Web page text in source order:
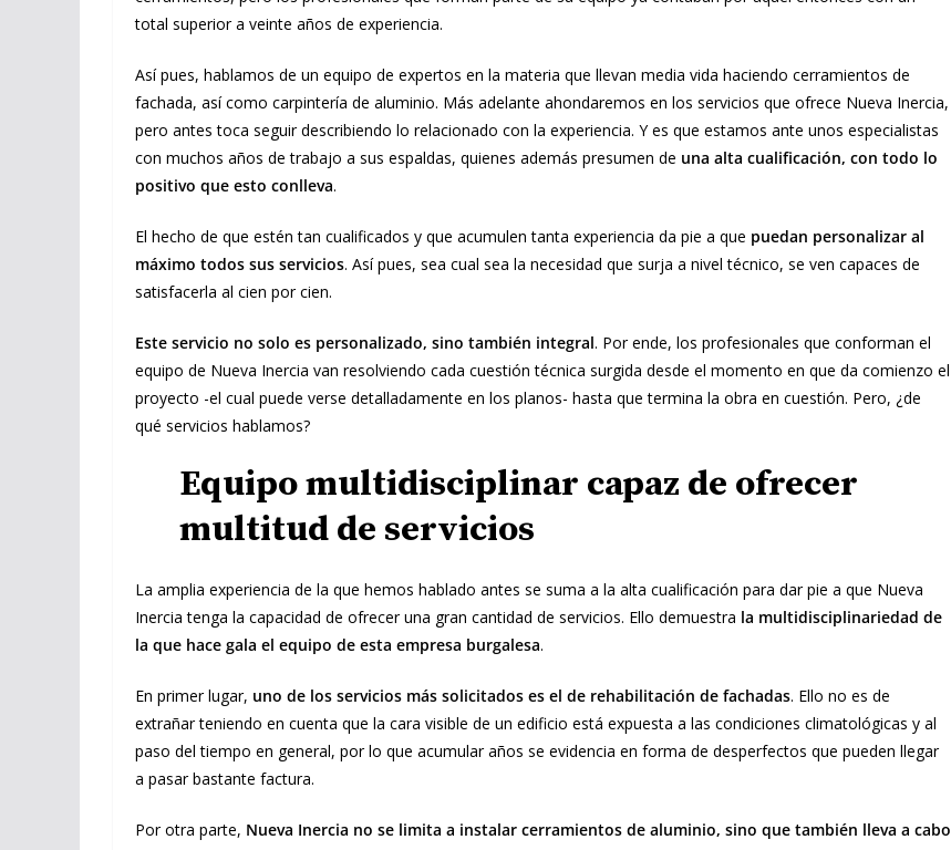
total superior a veinte años de experiencia.
Así pues, hablamos de un equipo de expertos en la materia que llevan media vida haciendo cerramientos de
fachada, así como carpintería de aluminio. Más adelante ahondaremos en los servicios que ofrece Nueva Inercia,
pero antes toca seguir describiendo lo relacionado con la experiencia. Y es que estamos ante unos especialistas
con muchos años de trabajo a sus espaldas, quienes además presumen de una alta cualificación, con todo lo
positivo que esto conlleva.
El hecho de que estén tan cualificados y que acumulen tanta experiencia da pie a que puedan personalizar al
máximo todos sus servicios. Así pues, sea cual sea la necesidad que surja a nivel técnico, se ven capaces de
satisfacerla al cien por cien.
Este servicio no solo es personalizado, sino también integral. Por ende, los profesionales que conforman el
equipo de Nueva Inercia van resolviendo cada cuestión técnica surgida desde el momento en que da comienzo el
proyecto -el cual puede verse detalladamente en los planos- hasta que termina la obra en cuestión. Pero, ¿de
qué servicios hablamos?
Equipo multidisciplinar capaz de ofrecer
multitud de servicios
La amplia experiencia de la que hemos hablado antes se suma a la alta cualificación para dar pie a que Nueva
Inercia tenga la capacidad de ofrecer una gran cantidad de servicios. Ello demuestra la multidisciplinariedad de
la que hace gala el equipo de esta empresa burgalesa.
En primer lugar, uno de los servicios más solicitados es el de rehabilitación de fachadas. Ello no es de
extrañar teniendo en cuenta que la cara visible de un edificio está expuesta a las condiciones climatológicas y al
paso del tiempo en general, por lo que acumular años se evidencia en forma de desperfectos que pueden llegar
a pasar bastante factura.
Por otra parte, Nueva Inercia no se limita a instalar cerramientos de aluminio, sino que también lleva a cabo